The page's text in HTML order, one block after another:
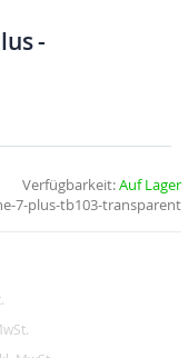
-
Verfügbarkeit:Auf Lager
7-plus-tb103-transparent